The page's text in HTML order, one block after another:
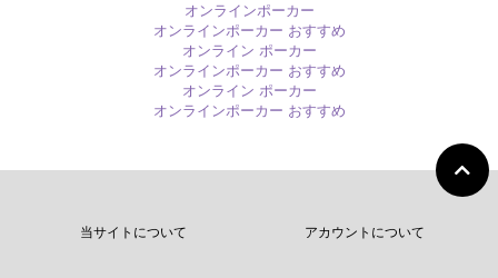
オンラインポーカー
オンラインポーカー おすすめ
オンライン ポーカー
オンラインポーカー おすすめ
オンライン ポーカー
オンラインポーカー おすすめ
当サイトについて アカウントについて